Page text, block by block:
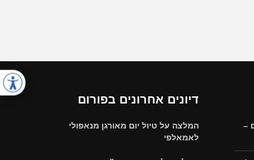
–
דיונים אחרונים בפורום
המלצה על טיול יום מאורגן מנאפולי
לאמאלפי